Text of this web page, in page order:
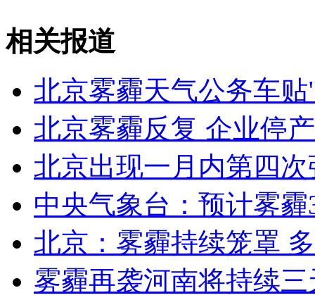
山西运城恶犬咬伤多人 警民合力深夜将其击毙
女孩北京地铁殴打老人 痛下狠手拳打脚踢
无痛分娩是否安全 医生回应
外交部：反对强权政治霸凌主义
外交部：有关国家言论片面不公正
相关报道
北京雾霾天气公务车
北京雾霾反复 企业停
北京出现一月内第四
中央气象台：预计雾
北京：雾霾持续笼罩
雾霾再袭河南将持续三